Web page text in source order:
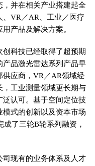
并在相关产业搭建起全
VR／AR、工业／医疗
产品及解决方案。
科技已经取得了超预期
品激光雷达系列产品早
应商，VR／AR领域经
工业测量领域更长期与
认可。基于空间定位技
式的创新以及资本市场
了三轮B轮系列融资，
现有的业务体系及人才